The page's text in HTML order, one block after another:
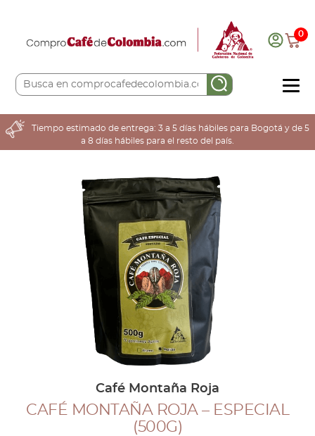
0
COMPRA AQUÍ
COLOMBIA CAFETERA
COLECCIÓN CAFETERA
INGRESAR
Tiempo estimado de entrega: 3 a 5 días hábiles para Bogotá y de 5
a 8 días hábiles para el resto del país.
Café Montaña Roja
CAFÉ MONTAÑA ROJA – ESPECIAL
(500G)